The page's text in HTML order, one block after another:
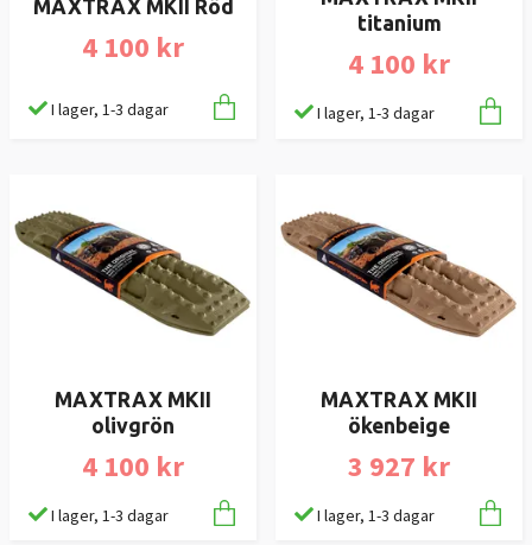
MAXTRAX MKII Röd
4 100 kr
I lager, 1-3 dagar
titanium
4 100 kr
I lager, 1-3 dagar
MAXTRAX MKII
olivgrön
4 100 kr
I lager, 1-3 dagar
MAXTRAX MKII
ökenbeige
3 927 kr
I lager, 1-3 dagar